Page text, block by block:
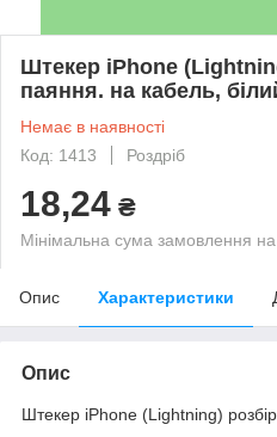
Штекер iPhone
паяння. на кабель,
Немає в наявності
Код: 1413
Роздріб
18,24 ₴
Мінімальна сума замовлення
Опис Характеристики
Опис
Штекер iPhone (Lightning)